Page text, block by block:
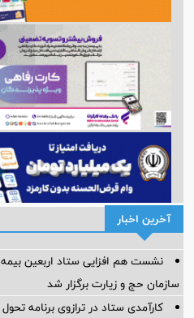
آخرین اخبار
نشست هم افزایی ستاد اربعین بیمه
سازمان حج و زیارت برگزار شد
کارآمدی ستاد در ترازوی برنامه